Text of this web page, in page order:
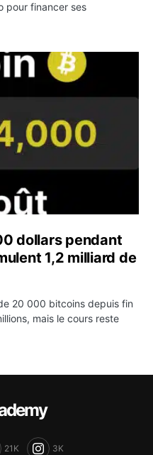
pour financer ses
pendant que les
dollars pendant
1,2 milliard de
20 000 bitcoins depuis fin
mais le cours reste
21K 3K